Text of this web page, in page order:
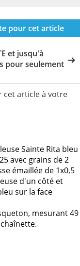
pour cet article
et jusqu'à
pour seulement
cet article à votre
Sainte Rita bleu
avec grains de 2
émaillée de 1x0,5
d'un côté et
sur la face
mesurant 49